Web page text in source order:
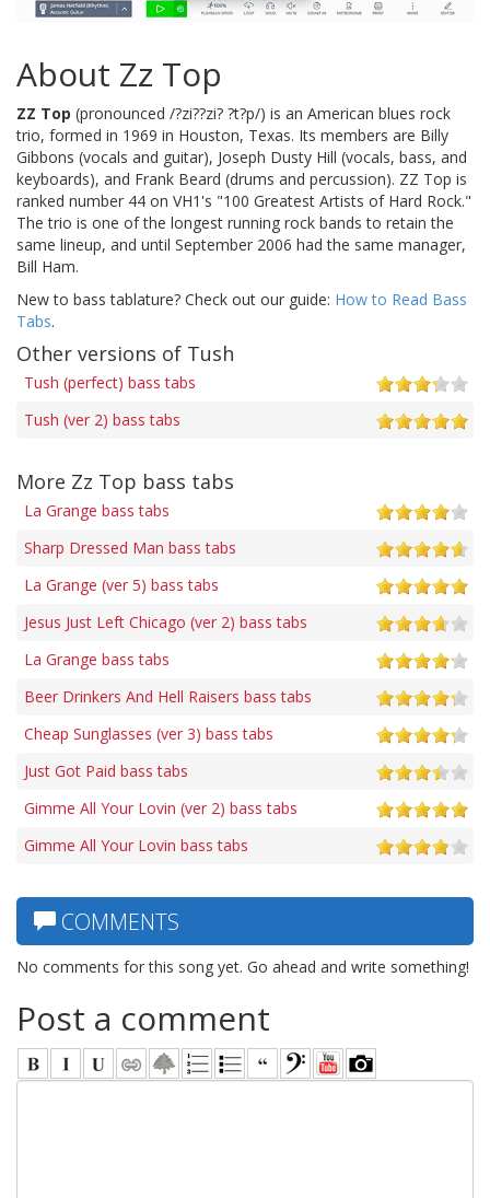
About Zz Top
ZZ Top (pronounced /?zi??zi? ?t?p/) is an American blues rock
trio, formed in 1969 in Houston, Texas. Its members are Billy
Gibbons (vocals and guitar), Joseph Dusty Hill (vocals, bass, and
keyboards), and Frank Beard (drums and percussion). ZZ Top is
ranked number 44 on VH1's "100 Greatest Artists of Hard Rock."
The trio is one of the longest running rock bands to retain the
same lineup, and until September 2006 had the same manager,
Bill Ham.
New to bass tablature? Check out our guide: How to Read Bass
Tabs.
Other versions of Tush
Tush (perfect) bass tabs
Tush (ver 2) bass tabs
More Zz Top bass tabs
La Grange bass tabs
Sharp Dressed Man bass tabs
La Grange (ver 5) bass tabs
Jesus Just Left Chicago (ver 2) bass tabs
La Grange bass tabs
Beer Drinkers And Hell Raisers bass tabs
Cheap Sunglasses (ver 3) bass tabs
Just Got Paid bass tabs
Gimme All Your Lovin (ver 2) bass tabs
Gimme All Your Lovin bass tabs
COMMENTS
No comments for this song yet. Go ahead and write something!
Post a comment